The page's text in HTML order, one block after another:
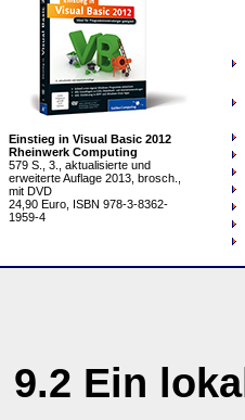
Einstieg in Visual Basic 2012
Rheinwerk Computing
579 S., 3., aktualisierte und
erweiterte Auflage 2013, brosch.,
mit DVD
24,90 Euro, ISBN 978-3-8362-
1959-4
9.2 Ein